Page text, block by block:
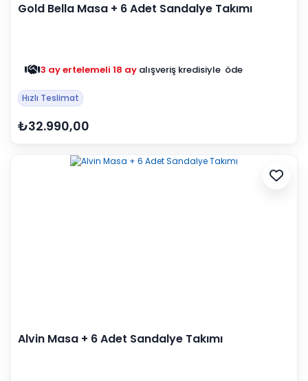
Gold Bella Masa + 6 Adet Sandalye Takımı
3 ay ertelemeli 18 ay alışveriş kredisiyle öde
Hızlı Teslimat
₺32.990,00
Alvin Masa + 6 Adet Sandalye Takımı